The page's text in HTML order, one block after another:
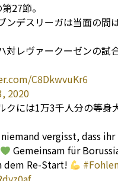
27節。
ンデスリーガは当面の間
対レヴァークーゼンの試
C8DkwvuKr6
2020
クには1万3千人分の等身
vergisst, dass ihr
Gemeinsam für
dem Re-Start!